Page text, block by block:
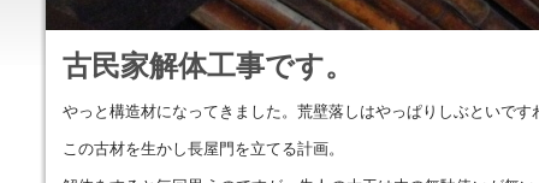
古民家解体工事です。
やっと構造材になってきました。荒壁落しはやっぱりしぶといで
この古材を生かし長屋門を立てる計画。